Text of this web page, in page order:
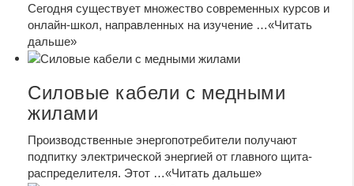
Сегодня существует множество современных курсов и
онлайн-школ, направленных на изучение …«Читать
дальше»
Силовые кабели с медными
жилами
Производственные энергопотребители получают
подпитку электрической энергией от главного щита-
распределителя. Этот …«Читать дальше»